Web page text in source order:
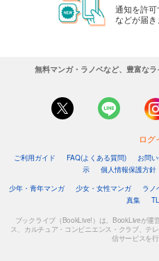
通知を許
などが届き
無料マンガ・ラノベなど、豊富な
ログ
ご利用ガイド FAQ(よくある質問) お問
示
個人情報保護方針
少年・青年マンガ
少女・女性マンガ ラノ
真集
TL
ブックライブ（BookLive!）は、BookLiveが運
ス、カルチュア・コンビニエンス・クラブ、テ
信サービスを行